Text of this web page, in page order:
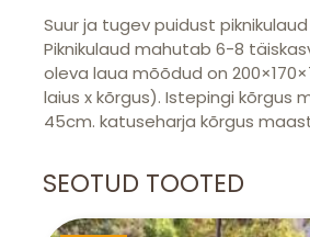
Suur ja tugev puidust
Piknikulaud mahutab 6-8
oleva laua mõõdud on
laius x kõrgus). Istepingi kõrgus
45cm. katuseharja kõrgus
SEOTUD TOOTED